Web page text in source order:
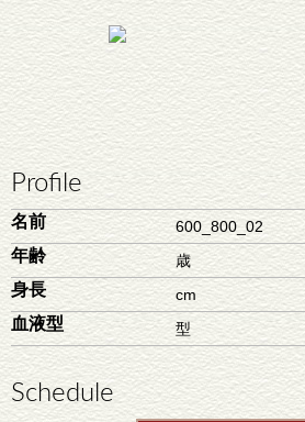
Profile
名前 600_800_02
年齢 歳
身長 cm
血液型 型
Schedule